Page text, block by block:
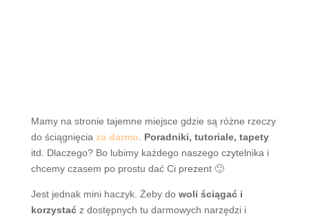
Mamy na stronie tajemne miejsce gdzie są różne rzeczy
do ściągnięcia za darmo
Poradniki, tutoriale, tapety
itd. Dlaczego? Bo lubimy każdego naszego czytelnika i
chcemy czasem po prostu dać Ci prezent 🙂
Jest jednak mini haczyk. Żeby do woli ściągać i
korzystaćz dostępnych tu darmowych narzędzi i